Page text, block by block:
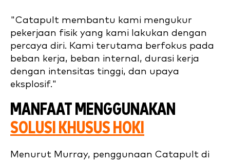
"Catapult membantu kami mengukur
pekerjaan fisik yang kami lakukan dengan
percaya diri. Kami terutama berfokus pada
beban kerja, beban internal, durasi kerja
dengan intensitas tinggi, dan upaya
eksplosif."
MANFAAT MENGGUNAKAN
SOLUSI KHUSUS HOKI
Menurut Murray, penggunaan Catapult di